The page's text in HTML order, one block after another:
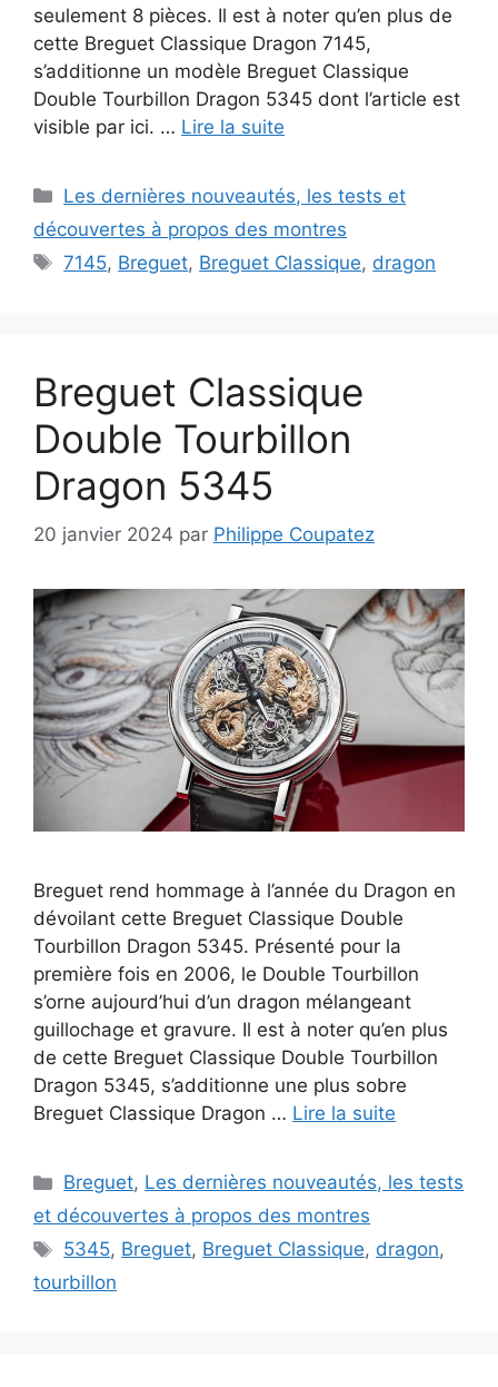
seulement 8 pièces. Il est à noter qu’en plus de
cette Breguet Classique Dragon 7145,
s’additionne un modèle Breguet Classique
Double Tourbillon Dragon 5345 dont l’article est
visible par ici. … Lire la suite
Catégories
Les dernières nouveautés, les tests et
découvertes à propos des montres
Étiquettes
7145, Breguet, Breguet Classique, dragon
Breguet Classique
Double Tourbillon
Dragon 5345
20 janvier 2024 par Philippe Coupatez
Breguet rend hommage à l’année du Dragon en
dévoilant cette Breguet Classique Double
Tourbillon Dragon 5345. Présenté pour la
première fois en 2006, le Double Tourbillon
s’orne aujourd’hui d’un dragon mélangeant
guillochage et gravure. Il est à noter qu’en plus
de cette Breguet Classique Double Tourbillon
Dragon 5345, s’additionne une plus sobre
Breguet Classique Dragon … Lire la suite
Catégories
Breguet, Les dernières nouveautés, les tests
et découvertes à propos des montres
Étiquettes
5345, Breguet, Breguet Classique, dragon,
tourbillon